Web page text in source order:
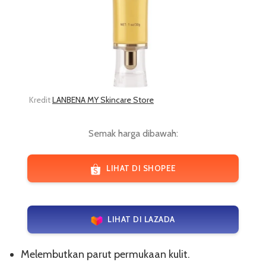
KreditLANBENA MY Skincare Store
Semak harga dibawah:
LIHAT DI SHOPEE
LIHAT DI LAZADA
Melembutkan parut permukaan kulit.